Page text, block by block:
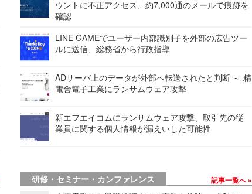
ウントに不正アクセス、約7,000通のメールで痕跡を
確認
LINE GAMEでユーザー内部識別子を外部の広告ツー
ルに送信、総務省から行政指導
ADサーバ上のデータが外部へ転送されたと判断 ～ 精
電舎電子工業にランサムウェア攻撃
新エフエイコムにランサムウェア攻撃、取引先の従
業員に関する個人情報が漏えいした可能性
研修・セミナー・カンファレンス 記事一覧へ